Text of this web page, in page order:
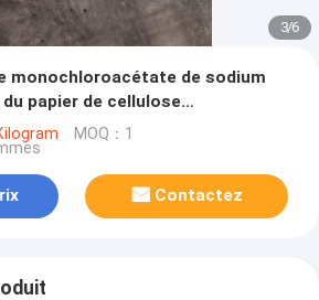
3/6
monochloroacétate de sodium
papier de cellulose
additifs alimentaires
MOQ：1
Contactez